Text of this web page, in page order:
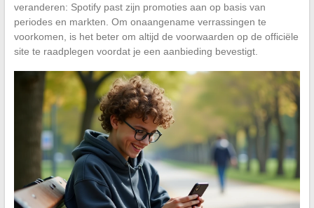
veranderen: Spotify past zijn promoties aan op basis van
periodes en markten. Om onaangename verrassingen te
voorkomen, is het beter om altijd de voorwaarden op de officiële
site te raadplegen voordat je een aanbieding bevestigt.